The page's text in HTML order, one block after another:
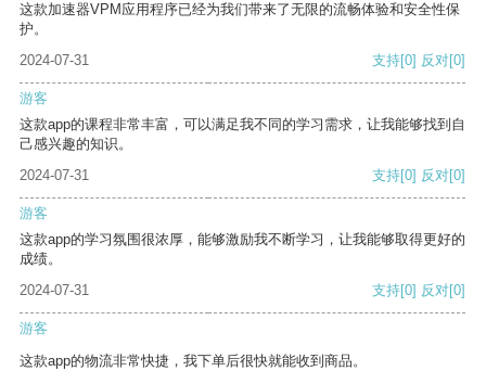
这款加速器VPM应用程序已经为我们带来了无限的流畅体验和安全性保
护。
2024-07-31
支持[0] 反对[0]
游客
这款app的课程非常丰富，可以满足我不同的学习需求，让我能够找到自
己感兴趣的知识。
2024-07-31
支持[0] 反对[0]
游客
这款app的学习氛围很浓厚，能够激励我不断学习，让我能够取得更好的
成绩。
2024-07-31
支持[0] 反对[0]
游客
这款app的物流非常快捷，我下单后很快就能收到商品。